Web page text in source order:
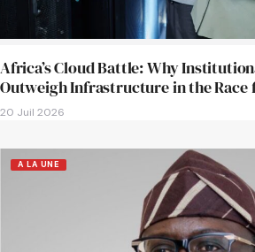
Africa’s Cloud Battle: Why
Outweigh Infrastructure in the Race
20 Juil 2026
A LA UNE